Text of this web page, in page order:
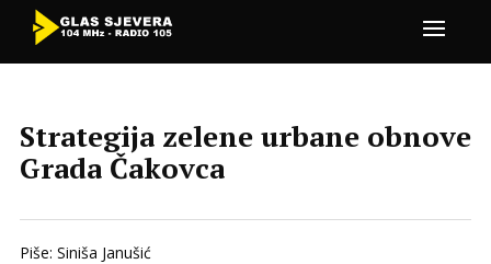
Strategija zelene urbane obnove
Grada Čakovca
Piše: Siniša Janušić